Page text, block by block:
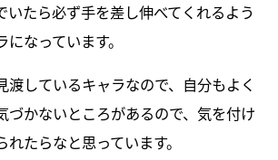
いたら必ず手を差し伸べてくれるよう
なっています。
渡しているキャラなので、自分もよく
づかないところがあるので、気を付け
たらなと思っています。